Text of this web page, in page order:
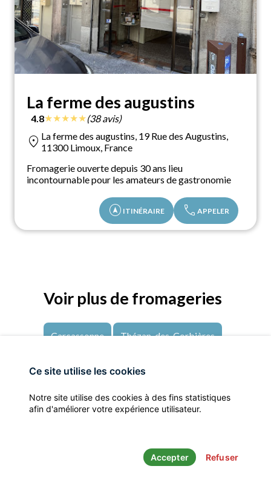
La ferme des augustins
4.8★★★★★(38 avis)
location_on La ferme des augustins, 19 Rue des Augustins,
11300 Limoux, France
Fromagerie ouverte depuis 30 ans lieu
incontournable pour les amateurs de gastronomie
assistant_navigation ITINÉRAIRE call APPELER
Voir plus de fromageries
Carcassonne Thézan-des-Corbières
Mayronnes Couffoulens
Villelongue-d'Aude Soulatgé Belvis
Ce site utilise les cookies
Notre site utilise des cookies à des fins statistiques
afin d'améliorer votre expérience utilisateur.
Accepter Refuser